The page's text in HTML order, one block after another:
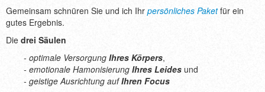
Gemeinsam schnüren Sie und ich Ihr persönliches Paket für ein
gutes Ergebnis.
Die drei Säulen
- optimale Versorgung Ihres Körpers,
- emotionale Hamonisierung Ihres Leides und
- geistige Ausrichtung aufIhren Focus